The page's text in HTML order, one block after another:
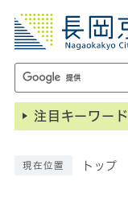
注目キーワード
現在位置 トップ